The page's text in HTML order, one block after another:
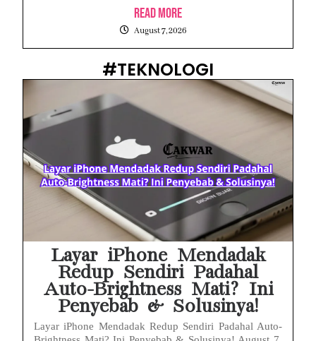
Read More
August 7, 2026
#TEKNOLOGI
Layar iPhone Mendadak
Redup Sendiri Padahal
Auto-Brightness Mati? Ini
Penyebab & Solusinya!
Layar iPhone Mendadak Redup Sendiri Padahal Auto-